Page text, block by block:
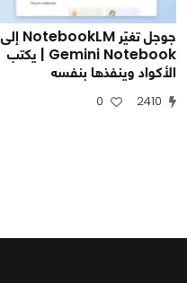
جوجل تغيّر NotebookLM إلى
Gemini Notebook | يكتب
الأكواد وينفذها بنفسه
2410
0